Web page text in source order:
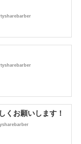
くお願いします！